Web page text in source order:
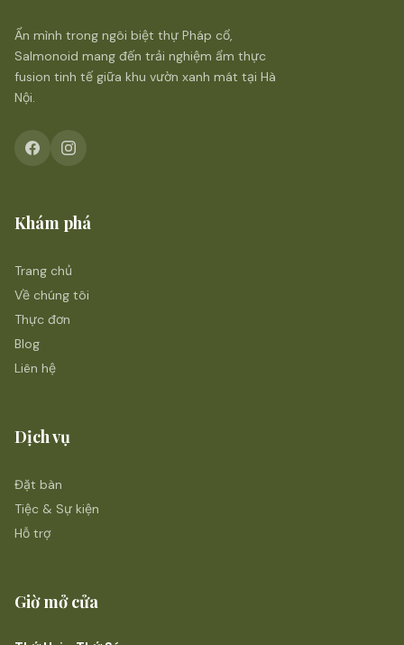
Ẩn mình trong ngôi biệt thự Pháp cổ,
Salmonoid mang đến trải nghiệm ẩm thực
fusion tinh tế giữa khu vườn xanh mát tại Hà
Nội.
Khám phá
Trang chủ
Về chúng tôi
Thực đơn
Blog
Liên hệ
Dịch vụ
Đặt bàn
Tiệc & Sự kiện
Hỗ trợ
Giờ mở cửa